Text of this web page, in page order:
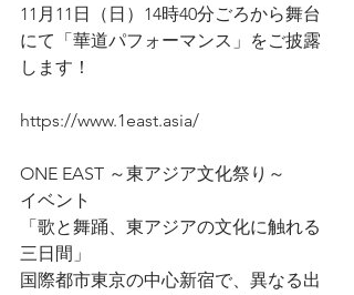
11月11日（日）14時40分ごろから舞台
にて「華道パフォーマンス」をご披露
します！
https://www.1east.asia/
ONE EAST ～東アジア文化祭り～
イベント
「歌と舞踊、東アジアの文化に触れる
三日間」
国際都市東京の中心新宿で、異なる出